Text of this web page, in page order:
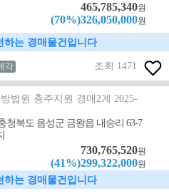
465,785,340원
(70%)326,050,000원
하는 경매물건입니다
각 조회 1471
법원 충주지원 경매2계 2025-
청북도 음성군 금왕읍 내송리 63-7
730,765,520원
(41%)299,322,000원
하는 경매물건입니다